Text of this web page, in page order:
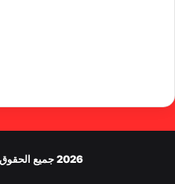
2026 جميع الحقوق محفوظة للرد كاسل